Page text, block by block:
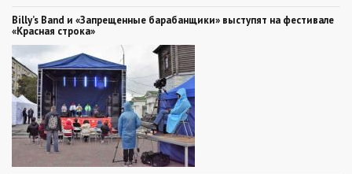
Billy’s Band и «Запрещенные барабанщики» выступят на фестивале
«Красная строка»